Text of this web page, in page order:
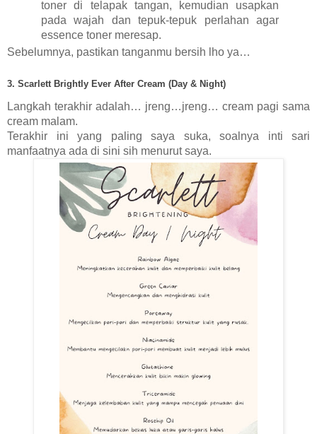
toner di telapak tangan, kemudian usapkan
pada wajah dan tepuk-tepuk perlahan agar
essence toner meresap.
Sebelumnya, pastikan tanganmu bersih lho ya…
3. Scarlett Brightly Ever After Cream (Day & Night)
Langkah terakhir adalah… jreng…jreng… cream pagi sama
cream malam.
Terakhir ini yang paling saya suka, soalnya inti sari
manfaatnya ada di sini sih menurut saya.